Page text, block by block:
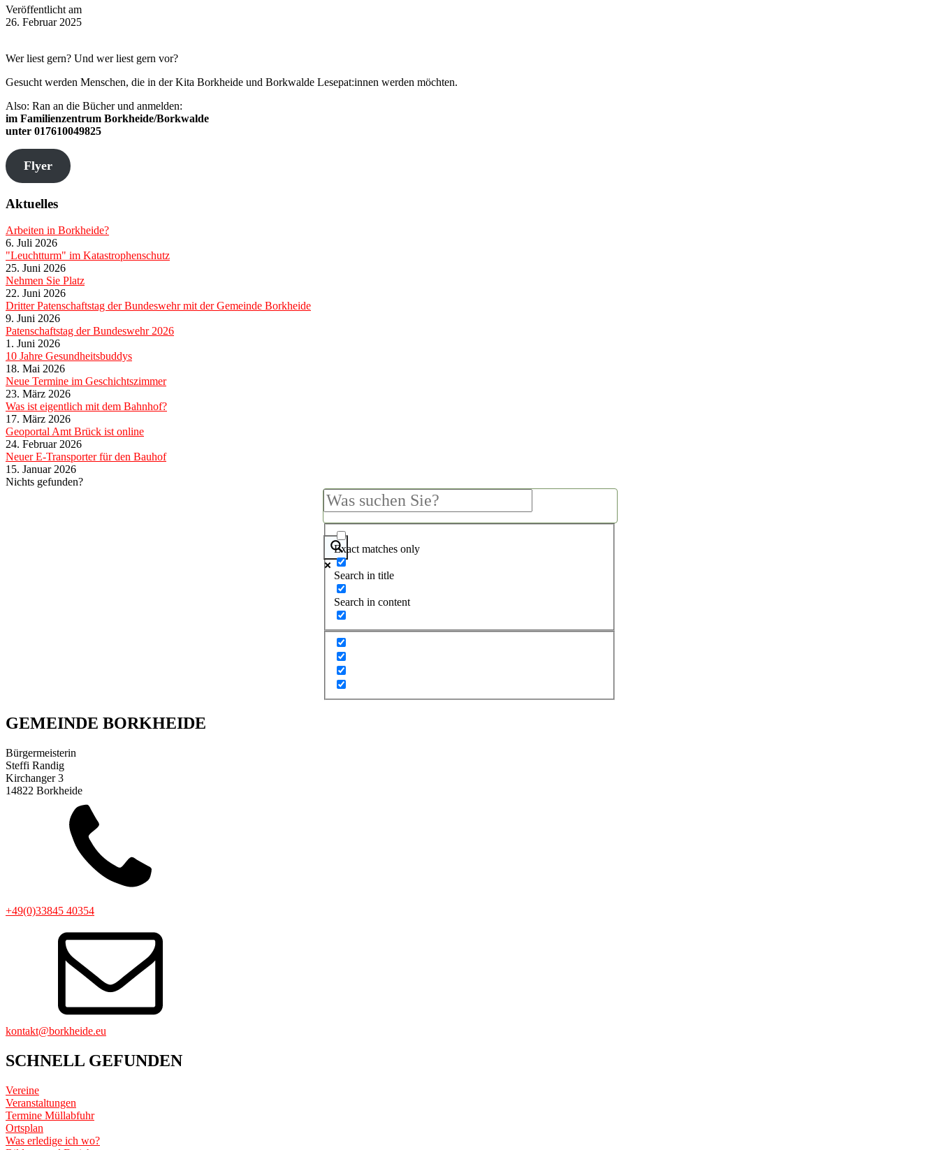
Veröffentlicht am
26. Februar 2025
Wer liest gern? Und wer liest gern vor?
Gesucht werden Menschen, die in der Kita Borkheide und Borkwalde Lesepat:innen werden möchten.
Also: Ran an die Bücher und anmelden:
im Familienzentrum Borkheide/Borkwalde
unter 017610049825
Flyer
Aktuelles
Arbeiten in Borkheide?
6. Juli 2026
"Leuchtturm" im Katastrophenschutz
25. Juni 2026
Nehmen Sie Platz
22. Juni 2026
Dritter Patenschaftstag der Bundeswehr mit der Gemeinde Borkheide
9. Juni 2026
Patenschaftstag der Bundeswehr 2026
1. Juni 2026
10 Jahre Gesundheitsbuddys
18. Mai 2026
Neue Termine im Geschichtszimmer
23. März 2026
Was ist eigentlich mit dem Bahnhof?
17. März 2026
Geoportal Amt Brück ist online
24. Februar 2026
Neuer E-Transporter für den Bauhof
15. Januar 2026
Nichts gefunden?
Exact matches only
Search in title
Search in content
GEMEINDE BORKHEIDE
Bürgermeisterin
Steffi Randig
Kirchanger 3
14822 Borkheide
+49(0)33845 40354
kontakt@borkheide.eu
SCHNELL GEFUNDEN
Vereine
Veranstaltungen
Termine Müllabfuhr
Ortsplan
Was erledige ich wo?